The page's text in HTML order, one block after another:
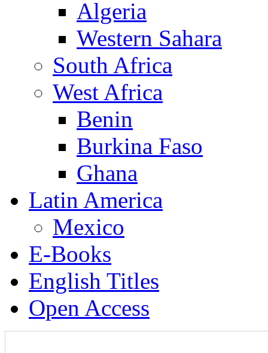
Algeria
Western Sahara
South Africa
West Africa
Benin
Burkina Faso
Ghana
Latin America
Mexico
E-Books
English Titles
Open Access